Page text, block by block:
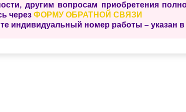
другим вопросам приобретения
через ФОРМУ ОБРАТНОЙ СВЯЗИ
номер работы – указан в